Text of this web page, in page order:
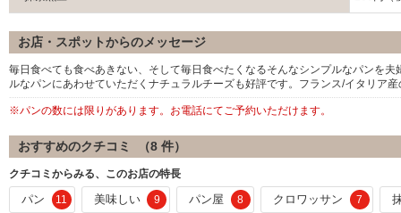
お店・スポットからのメッセージ
毎日食べても食べあきない、そして毎日食べたくなるそんなシンプルなパンを
ルなパンにあわせていただくナチュラルチーズも好評です。フランス/イタリア
※パンの数には限りがあります。お電話にてご予約いただけます。
おすすめのクチコミ （8 件）
クチコミからみる、このお店の特長
パン 11 美味しい 9 パン屋 8 クロワッサン 7